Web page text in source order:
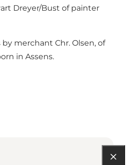
Dreyer/Bust of painter
merchant Chr. Olsen, of
in Assens.